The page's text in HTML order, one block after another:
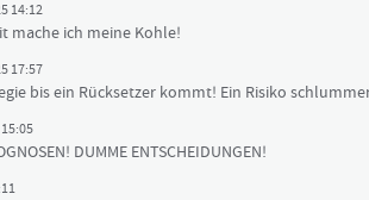
14:12
mache ich meine Kohle!
17:57
bis ein Rücksetzer kommt! Ein Risiko
DUMME ENTSCHEIDUNGEN!